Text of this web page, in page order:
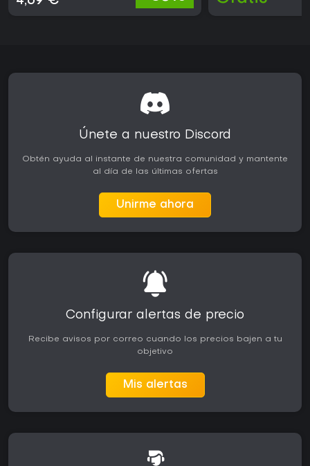
Únete a nuestro Discord
Obtén ayuda al instante de nuestra comunidad y mantente
al día de las últimas ofertas
Unirme ahora
Configurar alertas de precio
Recibe avisos por correo cuando los precios bajen a tu
objetivo
Mis alertas